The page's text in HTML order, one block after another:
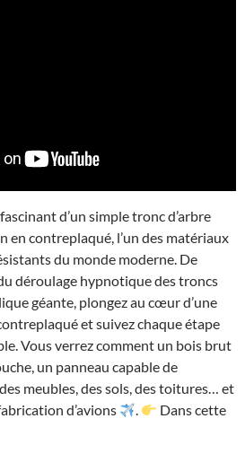
d’un simple tronc d’arbre
en contreplaqué, l’un des matériaux
du monde moderne. De
déroulage hypnotique des troncs
géante, plongez au cœur d’une
et suivez chaque étape
Vous verrez comment un bois brut
un panneau capable de
meubles, des sols, des toitures… et
d’avions
.
Dans cette